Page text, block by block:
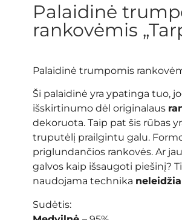
Palaidinė
rankovėmis
Palaidinė trumpomis
Ši palaidinė yra ypatinga tuo,
išskirtinumo dėl originalaus
dekoruota. Taip pat šis rūbas
truputėlį prailgintu galu.
priglundančios rankovės. Ar
galvos kaip išsaugoti piešinį?
naudojama technika
Sudėtis: